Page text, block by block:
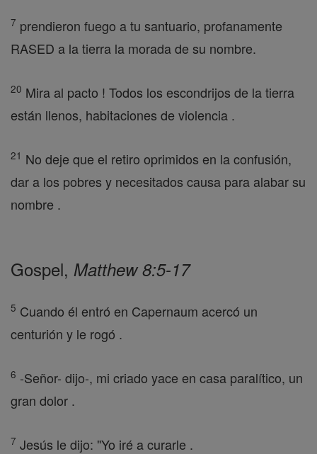
7 prendieron fuego a tu santuario, profanamente
RASED a la tierra la morada de su nombre.
20 Mira al pacto ! Todos los escondrijos de la tierra
están llenos, habitaciones de violencia .
21 No deje que el retiro oprimidos en la confusión,
dar a los pobres y necesitados causa para alabar su
nombre .
Gospel, Matthew 8:5-17
5 Cuando él entró en Capernaum acercó un
centurión y le rogó .
6 -Señor- dijo-, mi criado yace en casa paralítico, un
gran dolor .
7 Jesús le dijo: "Yo iré a curarle .